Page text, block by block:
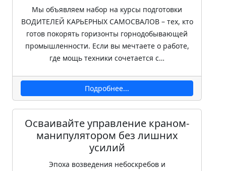
Мы объявляем набор на курсы подготовки
ВОДИТЕЛЕЙ КАРЬЕРНЫХ САМОСВАЛОВ – тех, кто
готов покорять горизонты горнодобывающей
промышленности. Если вы мечтаете о работе,
где мощь техники сочетается с…
Подробнее...
Осваивайте управление краном-
манипулятором без лишних
усилий
Эпоха возведения небоскребов и